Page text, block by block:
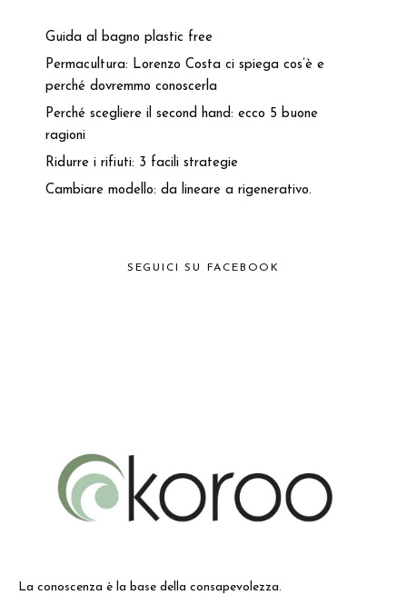
Guida al bagno plastic free
Permacultura: Lorenzo Costa ci spiega cos’è e
perché dovremmo conoscerla
Perché scegliere il second hand: ecco 5 buone
ragioni
Ridurre i rifiuti: 3 facili strategie
Cambiare modello: da lineare a rigenerativo.
SEGUICI SU FACEBOOK
La conoscenza è la base della consapevolezza.